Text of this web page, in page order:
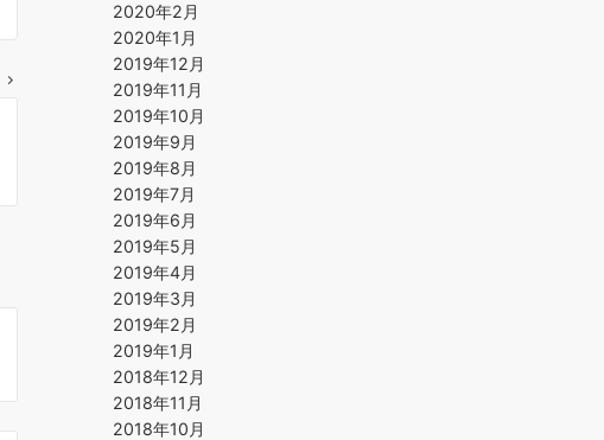
2020年2月
2020年1月
2019年12月
2019年11月
2019年10月
2019年9月
2019年8月
2019年7月
2019年6月
2019年5月
2019年4月
2019年3月
2019年2月
2019年1月
2018年12月
2018年11月
2018年10月